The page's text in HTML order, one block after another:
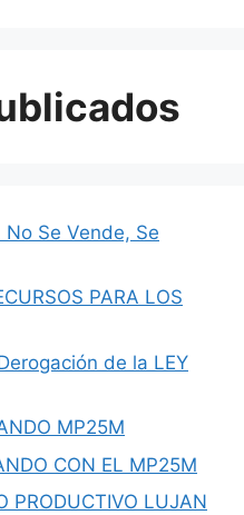
No Se Vende, Se
PARA LOS
de la LEY
MP25M
CON EL MP25M
PRODUCTIVO LUJAN